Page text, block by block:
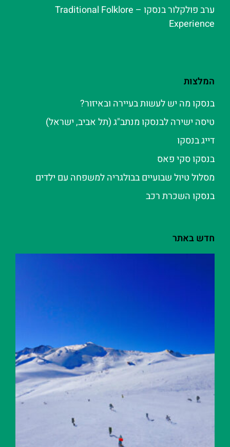
ערב פולקלור בנסקו – Traditional Folklore
Experience
המלצות
בנסקו מה יש לעשות בעיירה ובאיזור?
טיסה ישירה לבנסקו מנתב"ג (תל אביב, ישראל)
דייג בנסקו
בנסקו סקי פאס
מסלול טיול שבועיים בבולגריה למשפחה עם ילדים
בנסקו השכרת רכב
חדש באתר